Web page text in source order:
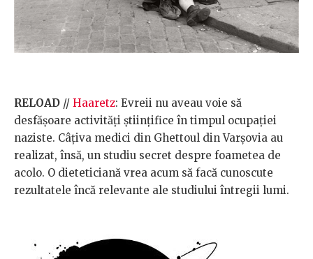
RELOAD // Haaretz: Evreii nu aveau voie să
desfășoare activități științifice în timpul ocupației
naziste. Câțiva medici din Ghettoul din Varșovia au
realizat, însă, un studiu secret despre foametea de
acolo. O dieteticiană vrea acum să facă cunoscute
rezultatele încă relevante ale studiului întregii lumi.